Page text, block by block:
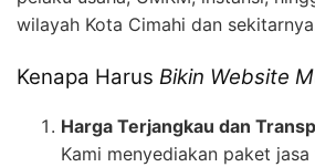
wilayah Kota Cimahi dan
Kenapa Harus Bikin Website
Harga Terjangkau dan
Kami menyediakan paket